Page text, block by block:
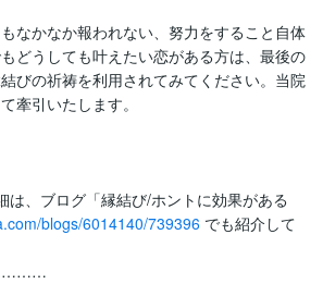
なかなか報われない、努力をすること自体
どうしても叶えたい恋がある方は、最後の
びの祈祷を利用されてみてください。当院
牽引いたします。
は、ブログ「縁結び/ホントに効果がある
blogs/6014140/739396 でも紹介して